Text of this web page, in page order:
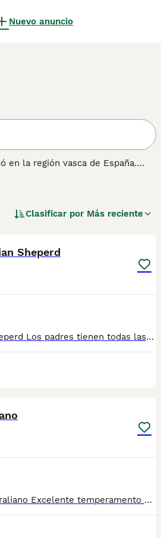
Nuevo anuncio
en la región vasca de España.
Clasificar por Más reciente
Sheperd
Futura camada de Australian Sheperd Los padres tienen todas las pruebas genéticas y de salud. Crianza familiar y respetuosa con nuestros cachorros. Los progenitores tienen un excelente carácter y son perros de exposición. Próximo nacimiento para 10/08/2026 Y serán entregados con 45 días con sus correspondiente vacunas y kit de bienvenida.
Preciosa camada de pastor australiano Excelente temperamento Se pueden venir a ver y elegir en persona Se entregan con pasaporte, microchip, desparasitados, dos vacunas, con contrato, kit cachorro y pruebas genéticas de ambos padres y sus pruebas de displasia de cadera y codo. Estamos en la provincia de zamora WhatsApp 34 610 952 498